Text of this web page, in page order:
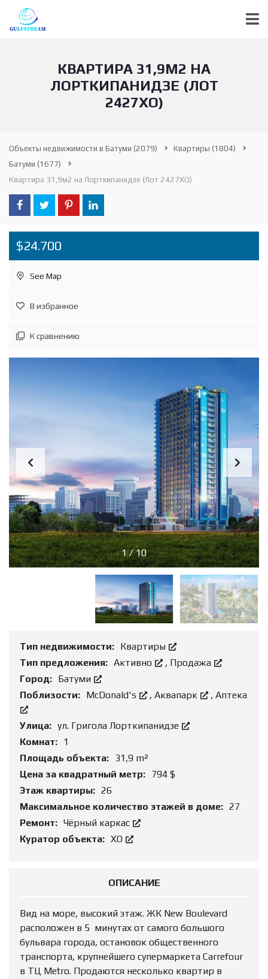
КВАРТИРА 31,9М2 НА
ЛОРТКИПАНИДЗЕ (ЛОТ
2427ХО)
Объекты недвижимости в Батуми (2079) Квартиры (1804)
Батуми (1677)
Квартира 31,9м2 на Лорткипанидзе (Лот 2427ХО)
$24.700
See Map
В избранное
К сравнению
1/10
Тип недвижимости: Квартиры
Тип предложения: Активно , Продажа
Город: Батуми
Поблизости: McDonald's , Аквапарк , Аптека
Улица: ул. Григола Лорткипанидзе
Комнат: 1
Площадь объекта: 31,9 m²
Цена за квадратный метр: 794 $
Этаж квартиры: 26
Максимальное количество этажей в доме: 27
Ремонт: Чёрный каркас
Куратор объекта: ХО
ОПИСАНИЕ
Вид на море, высокий этаж. ЖК New Boulevard
расположен в 5 минутах от самого большого
бульвара города, остановок общественного
транспорта, крупнейшего супермаркета Carrefour
в ТЦ Metro. Продаются несколько квартир в